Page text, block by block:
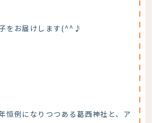
をお届けします(^^♪
恒例になりつつある葛西神社と、ア